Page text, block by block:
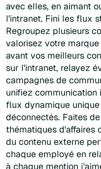
avec elles, en aimant
l'intranet. Fini les flux
Regroupez plusieurs
valorisez votre
avant vos meilleurs
sur l'intranet, relayez
campagnes de
unifiez communication
flux dynamique
déconnectés. Faites
thématiques d'affaires
du contenu externe
chaque employé en
à chaque mention